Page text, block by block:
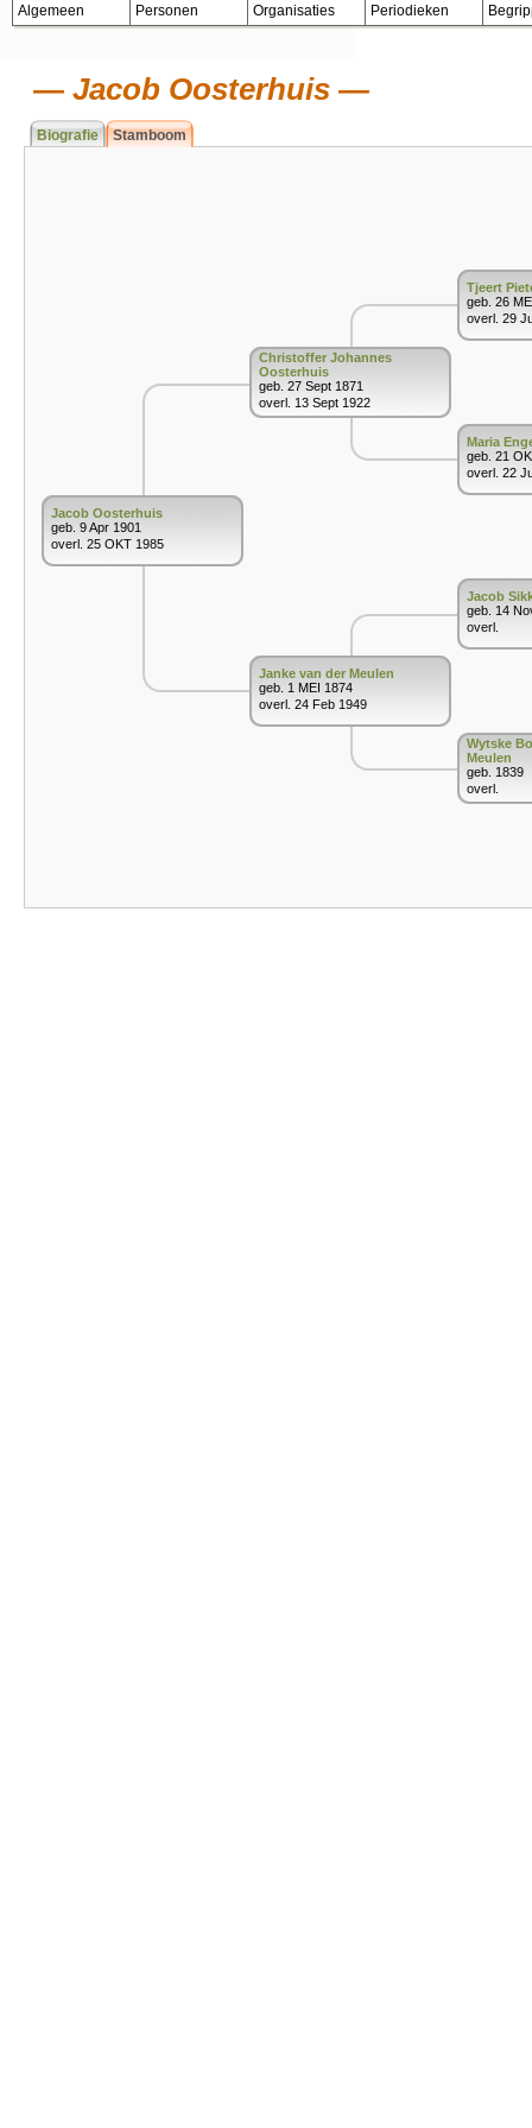
Algemeen Personen Organisaties Periodieken
Jacob Oosterhuis
Biografie Stamboom
Jacob Oosterhuis
geb. 9 Apr 1901
overl. 25 OKT 1985
Christoffer Johannes
Oosterhuis
geb. 27 Sept 1871
overl. 13 Sept 1922
Janke van der Meulen
geb. 1 MEI 1874
overl. 24 Feb 1949
Tjeert
geb. 26
overl. 29
Maria
geb. 21
overl. 22
Jacob
geb. 14
overl.
Wytske
Meulen
geb. 1839
overl.